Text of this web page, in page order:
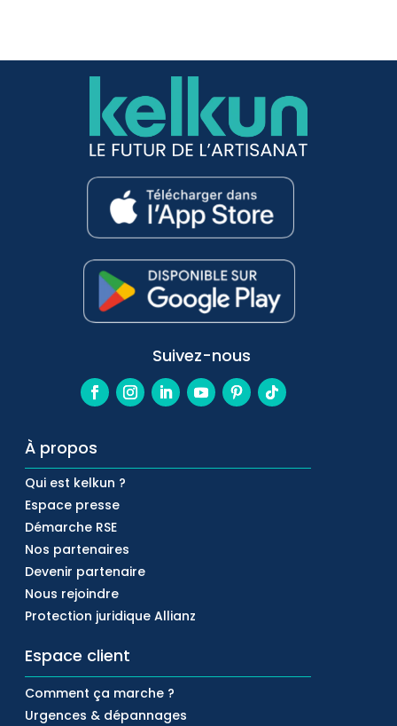
Suivez-nous
À propos
Qui est kelkun ?
Espace presse
Démarche RSE
Nos partenaires
Devenir partenaire
Nous rejoindre
Protection juridique Allianz
Espace client
Comment ça marche ?
Urgences & dépannages